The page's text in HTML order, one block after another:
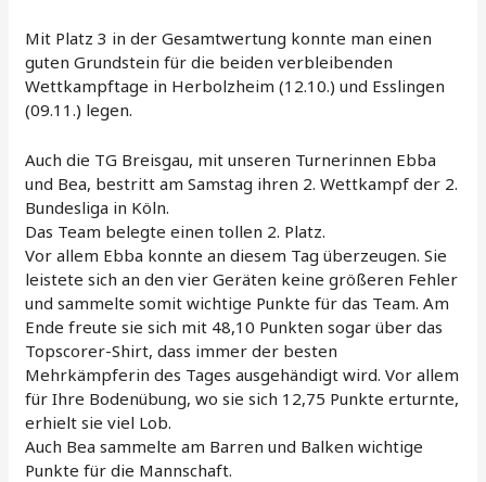
Mit Platz 3 in der Gesamtwertung konnte man einen
guten Grundstein für die beiden verbleibenden
Wettkampftage in Herbolzheim (12.10.) und Esslingen
(09.11.) legen.
Auch die TG Breisgau, mit unseren Turnerinnen Ebba
und Bea, bestritt am Samstag ihren 2. Wettkampf der 2.
Bundesliga in Köln.
Das Team belegte einen tollen 2. Platz.
Vor allem Ebba konnte an diesem Tag überzeugen. Sie
leistete sich an den vier Geräten keine größeren Fehler
und sammelte somit wichtige Punkte für das Team. Am
Ende freute sie sich mit 48,10 Punkten sogar über das
Topscorer-Shirt, dass immer der besten
Mehrkämpferin des Tages ausgehändigt wird. Vor allem
für Ihre Bodenübung, wo sie sich 12,75 Punkte erturnte,
erhielt sie viel Lob.
Auch Bea sammelte am Barren und Balken wichtige
Punkte für die Mannschaft.